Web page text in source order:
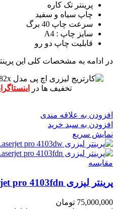
پرینتر تک کاره
چاپ سیاه و سفید
سرعت چاپ 40 برگ
سایز چاپ : A4
قابلیت چاپ دو رو
در ادامه به مشخصات کلی این
تخفیف ها در
افزودن به علاقه مندی
افزودن به سبد خرید
نمایش سریع
مقايسه
پرینتر لیزری HP Laserjet pro 4103fdn
75,000,000 تومان